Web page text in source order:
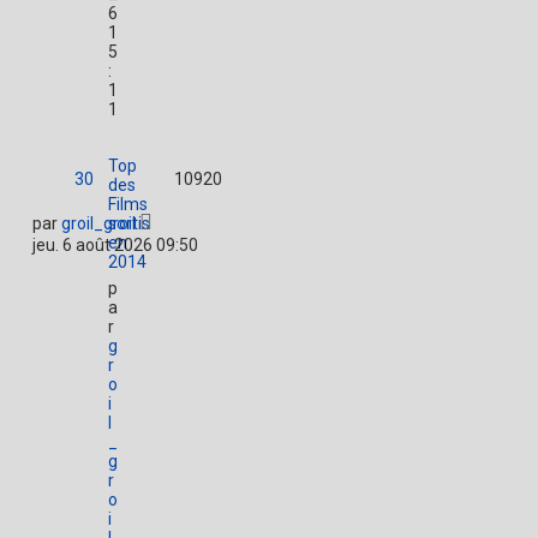
6
1
5
:
1
1
Top
des
Films
sortis
en
2014
p
a
r
g
r
o
i
g
r
o
i
30 10920
pargroil_groil
jeu. 6 août 2026 09:50